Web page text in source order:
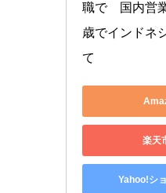
職で　国内営
歳でインドネ
て
楽天
Yahoo!シ